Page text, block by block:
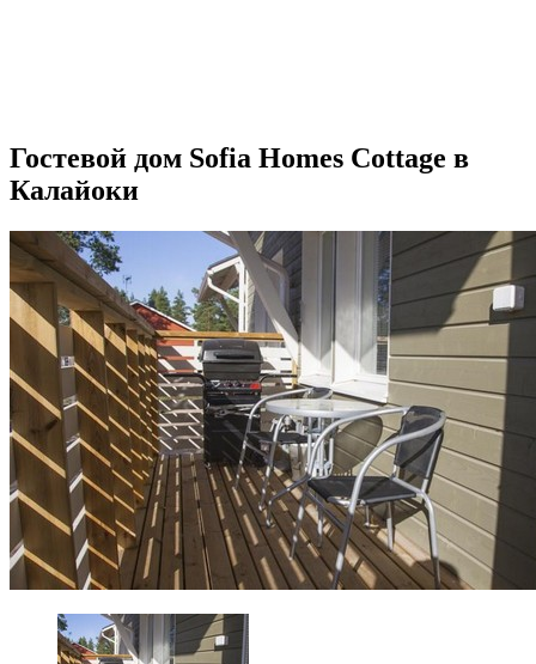
Гостевой дом Sofia Homes Cottage в
Калайоки